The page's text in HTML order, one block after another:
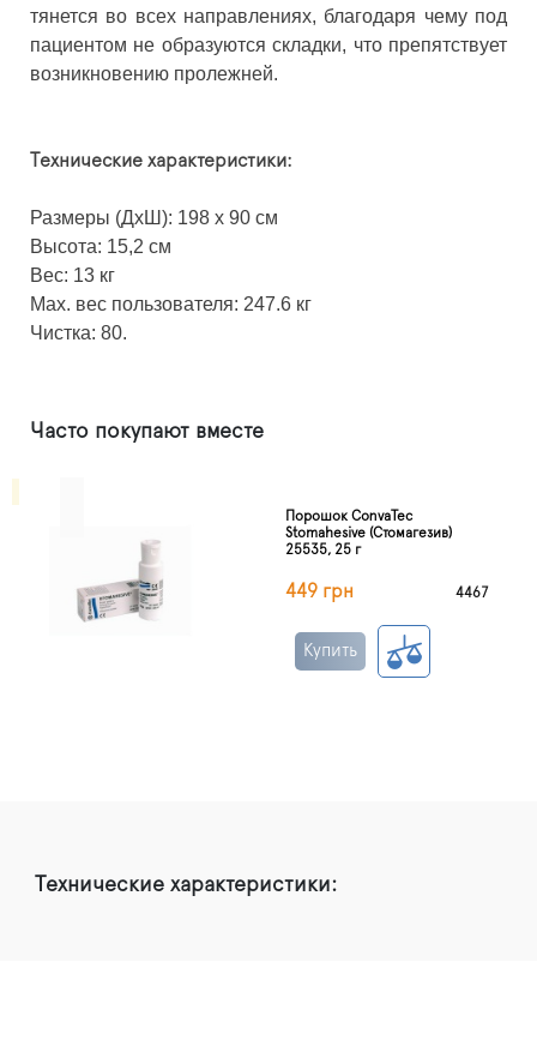
тянется во всех направлениях, благодаря чему под
пациентом не образуются складки, что препятствует
возникновению пролежней.
Технические характеристики:
Размеры (ДхШ): 198 х 90 см
Высота: 15,2 см
Вес: 13 кг
Max. вес пользователя: 247.6 кг
Чистка: 80.
Часто покупают вместе
Порошок ConvaTec
Stomahesive (Стомагезив)
25535, 25 г
449 грн 4467
Купить
Технические характеристики: